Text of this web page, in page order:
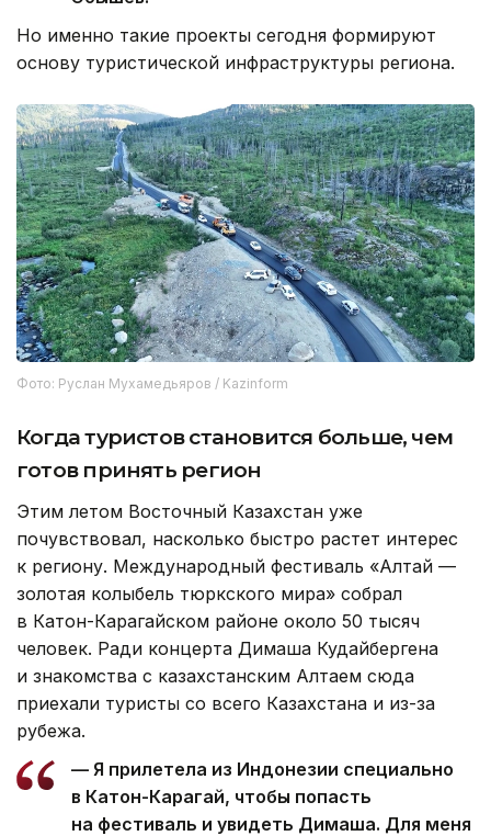
Но именно такие проекты сегодня формируют
основу туристической инфраструктуры региона.
Фото: Руслан Мухамедьяров / Kazinform
Когда туристов становится больше, чем
готов принять регион
Этим летом Восточный Казахстан уже
почувствовал, насколько быстро растет интерес
к региону. Международный фестиваль «Алтай —
золотая колыбель тюркского мира» собрал
в Катон-Карагайском районе около 50 тысяч
человек. Ради концерта Димаша Кудайбергена
и знакомства с казахстанским Алтаем сюда
приехали туристы со всего Казахстана и из-за
рубежа.
— Я прилетела из Индонезии специально
в Катон-Карагай, чтобы попасть
на фестиваль и увидеть Димаша. Для меня